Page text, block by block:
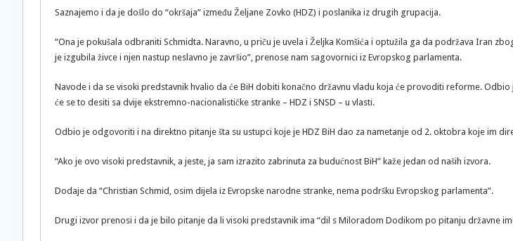
Saznajemo i da je došlo do “okršaja” između Željane Zovko (HDZ) i poslanika iz drugih grupacija.
“Ona je pokušala odbraniti Schmidta. Naravno, u priču je uvela i Željka Komšića i optužila ga da podržava Iran
je izgubila živce i njen nastup neslavno je završio”, prenose nam sagovornici iz Evropskog parlamenta.
Navode i da se visoki predstavnik hvalio da će BiH dobiti konačno državnu vladu koja će provoditi reforme.
će se to desiti sa dvije ekstremno-nacionalističke stranke – HDZ i SNSD – u vlasti.
Odbio je odgovoriti i na direktno pitanje šta su ustupci koje je HDZ BiH dao za nametanje od 2. oktobra koje im
“Ako je ovo visoki predstavnik, a jeste, ja sam izrazito zabrinuta za budućnost BiH” kaže jedan od naših izvora.
Dodaje da “Christian Schmid, osim dijela iz Evropske narodne stranke, nema podršku Evropskog parlamenta”.
Drugi izvor prenosi i da je bilo pitanje da li visoki predstavnik ima “dil s Miloradom Dodikom po pitanju državne